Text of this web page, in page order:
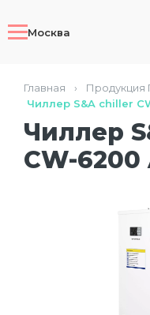
Москва
Главная › Продукция
Чиллер S&A chiller
Чиллер
CW-6200